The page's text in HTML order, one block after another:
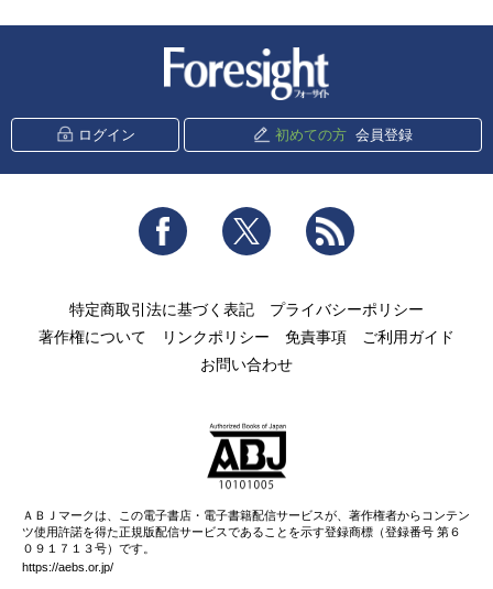
ログイン 初めての方 会員登録
Facebook Twitter
特定商取引法に基づく表記
プライバシーポリシー
著作権について
リンクポリシー 免責事項
ご利用ガイド
お問い合わせ
ＡＢＪマークは、この電子書店・電子書籍配信サービスが、著作権者からコンテン
ツ使用許諾を得た正規版配信サービスであることを示す登録商標（登録番号 第６
０９１７１３号）です。
https://aebs.or.jp/